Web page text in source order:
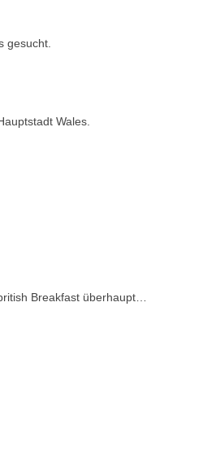
gesucht.
Wales.
Breakfast überhaupt…